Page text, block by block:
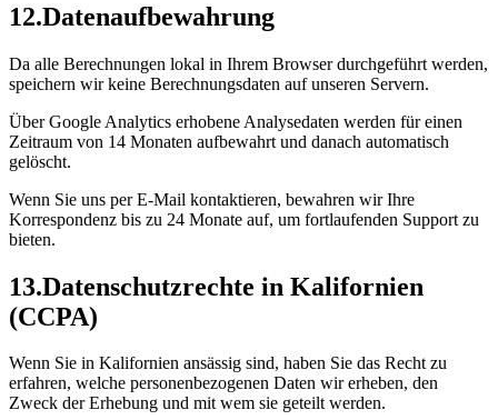
12.Datenaufbewahrung
Da alle Berechnungen lokal in Ihrem Browser durchgeführt werden,
speichern wir keine Berechnungsdaten auf unseren Servern.
Über Google Analytics erhobene Analysedaten werden für einen
Zeitraum von 14 Monaten aufbewahrt und danach automatisch
gelöscht.
Wenn Sie uns per E-Mail kontaktieren, bewahren wir Ihre
Korrespondenz bis zu 24 Monate auf, um fortlaufenden Support zu
bieten.
13.Datenschutzrechte in Kalifornien
(CCPA)
Wenn Sie in Kalifornien ansässig sind, haben Sie das Recht zu
erfahren, welche personenbezogenen Daten wir erheben, den
Zweck der Erhebung und mit wem sie geteilt werden.